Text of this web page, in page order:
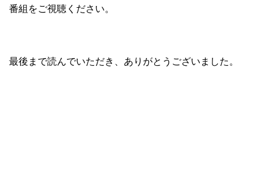
番組をご視聴ください。
最後まで読んでいただき、ありがとうございました。